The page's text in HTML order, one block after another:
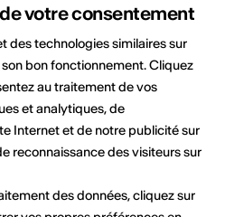
votre consentement
des technologies similaires sur
bon fonctionnement. Cliquez
au traitement de vos
et analytiques, de
Internet et de notre publicité sur
reconnaissance des visiteurs sur
des données, cliquez sur